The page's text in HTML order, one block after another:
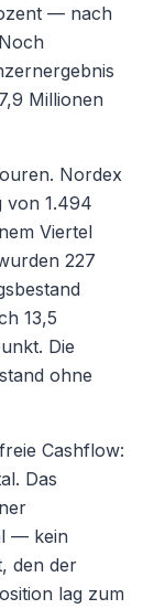
— nach
Millionen
Nordex
von 1.494
Viertel
227
13,5
Die
ohne
Cashflow:
Das
— kein
den der
lag zum